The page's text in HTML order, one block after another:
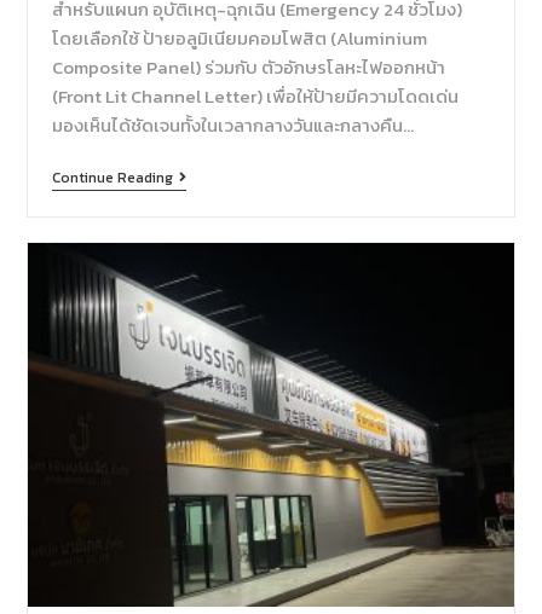
สำหรับแผนก อุบัติเหตุ-ฉุกเฉิน (Emergency 24 ชั่วโมง)
โดยเลือกใช้ ป้ายอลูมิเนียมคอมโพสิต (Aluminium
Composite Panel) ร่วมกับ ตัวอักษรโลหะไฟออกหน้า
(Front Lit Channel Letter) เพื่อให้ป้ายมีความโดดเด่น
มองเห็นได้ชัดเจนทั้งในเวลากลางวันและกลางคืน…
Continue Reading